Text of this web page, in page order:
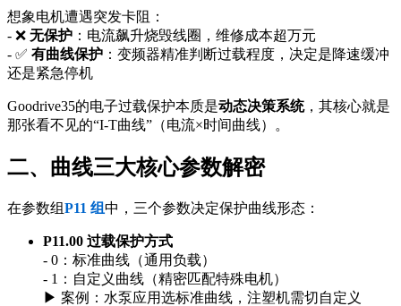
想象电机遭遇突发卡阻：
- ❌ 无保护 ：电流飙升烧毁线圈，维修成本超万元
- ✅ 有曲线保护 ：变频器精准判断过载程度，决定是降速缓冲
还是紧急停机
Goodrive35的电子过载保护本质是动态决策系统，其核心就是
那张看不见的“I-T曲线”（电流×时间曲线）。
二、曲线三大核心参数解密
在参数组P11 组中，三个参数决定保护曲线形态：
P11.00 过载保护方式
- 0：标准曲线（通用负载）
- 1：自定义曲线（精密匹配特殊电机）
▶ 案例：水泵应用选标准曲线，注塑机需切自定义